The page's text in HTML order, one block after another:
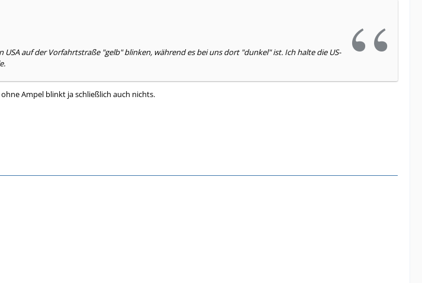
USA auf der Vorfahrtstraße "gelb" blinken, während es bei uns dort "dunkel" ist. Ich halte die US-
Ampel blinkt ja schließlich auch nichts.